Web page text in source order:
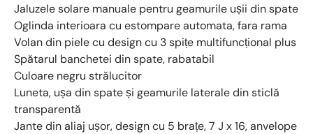
Jaluzele solare manuale pentru geamurile ușii din spate
Oglinda interioara cu estompare automata, fara rama
Volan din piele cu design cu 3 spițe multifuncțional plus
Spătarul banchetei din spate, rabatabil
Culoare negru strălucitor
Luneta, ușa din spate și geamurile laterale din sticlă
transparentă
Jante din aliaj ușor, design cu 5 brațe, 7 J x 16, anvelope